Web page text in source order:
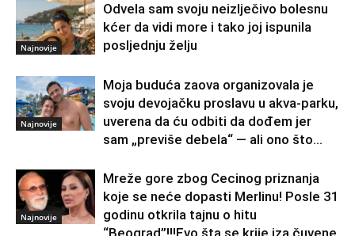
Najnovije
Odvela sam svoju neizlječivo bolesnu
kćer da vidi more i tako joj ispunila
posljednju želju
Najnovije
Moja buduća zaova organizovala je
svoju devojačku proslavu u akva-parku,
uverena da ću odbiti da dođem jer
sam „previše debela“ — ali ono što...
Najnovije
Mreže gore zbog Cecinog priznanja
koje se neće dopasti Merlinu! Posle 31
godinu otkrila tajnu o hitu